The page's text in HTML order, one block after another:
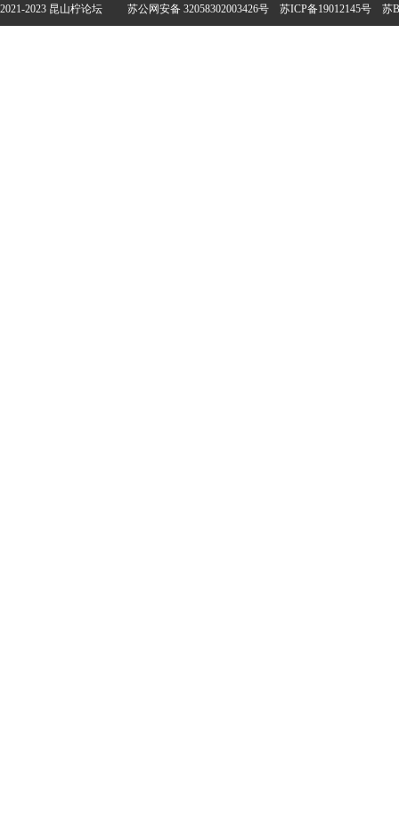
2021-2023 昆山柠论坛 苏公网安备 32058302003426号 苏ICP备19012145号 苏